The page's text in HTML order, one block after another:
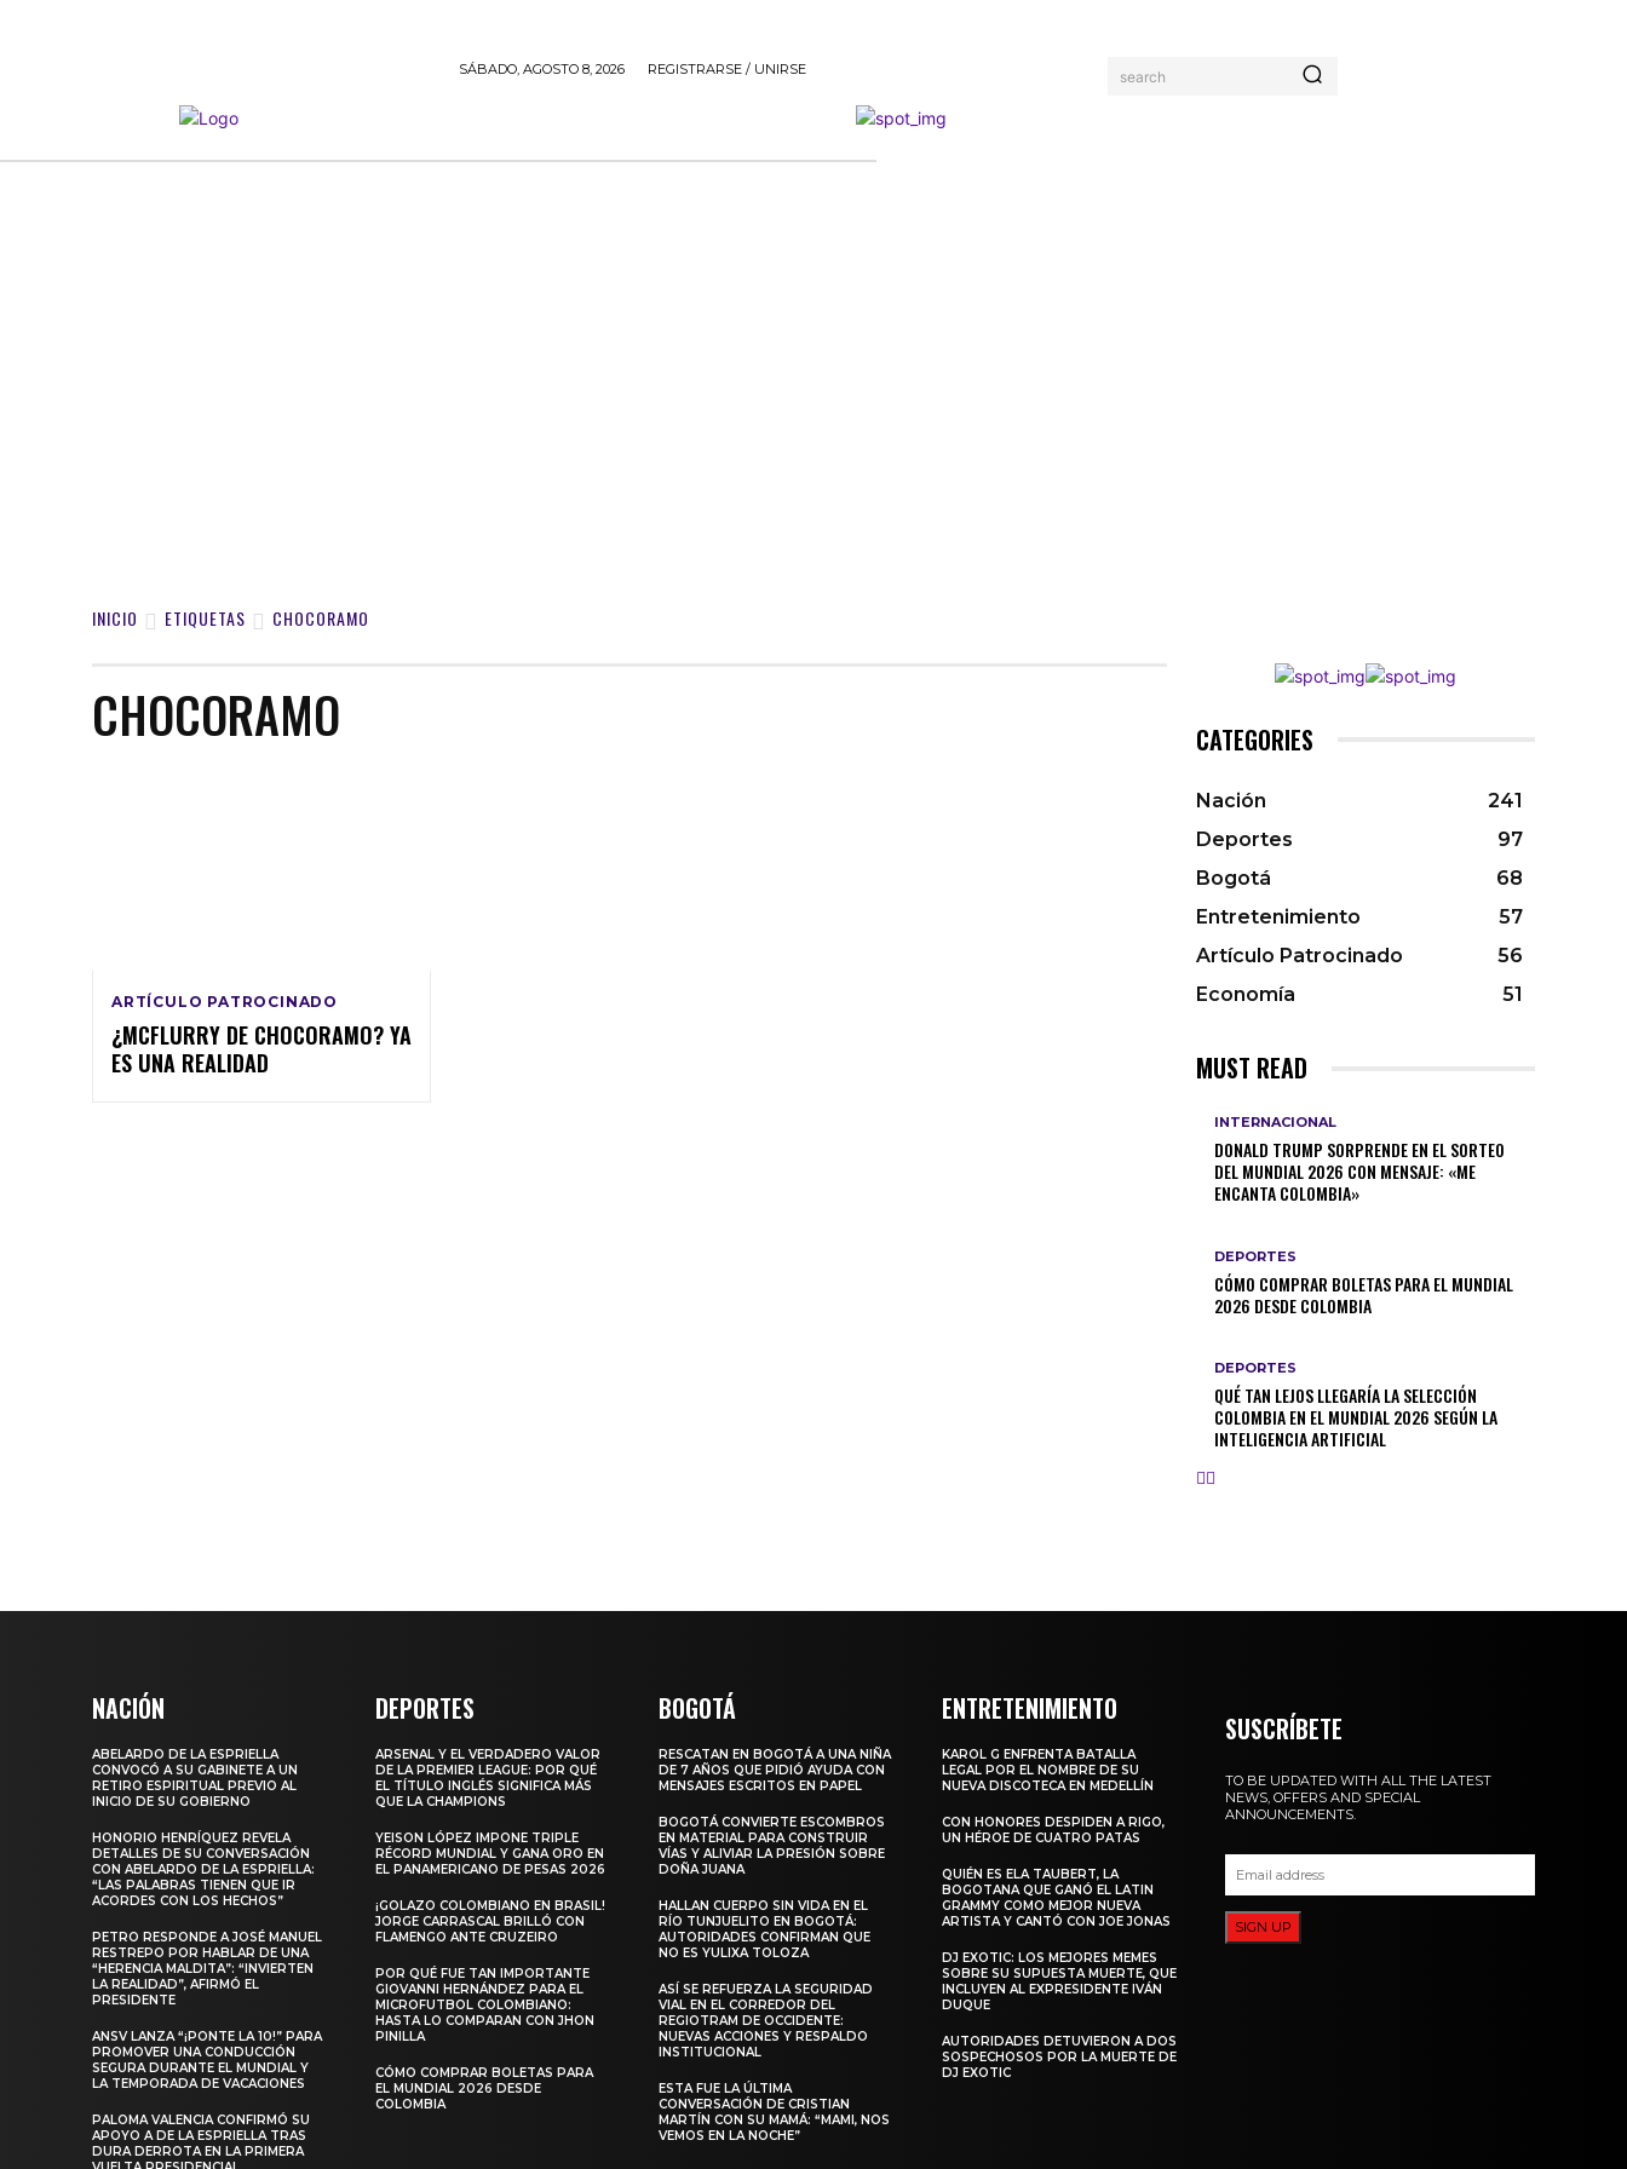
SÁBADO, AGOSTO 8, 2026 REGISTRARSE / UNIRSE search
INICIO ETIQUETAS CHOCORAMO
CHOCORAMO
ARTÍCULO PATROCINADO
¿MCFLURRY DE CHOCORAMO? YA
ES UNA REALIDAD
CATEGORIES
Nación
241
Deportes
97
Bogotá
68
Entretenimiento
57
Artículo Patrocinado
56
Economía
51
MUST READ
INTERNACIONAL
DONALD TRUMP SORPRENDE EN EL SORTEO
DEL MUNDIAL 2026 CON MENSAJE: «ME
ENCANTA COLOMBIA»
DEPORTES
CÓMO COMPRAR BOLETAS PARA EL MUNDIAL
2026 DESDE COLOMBIA
DEPORTES
QUÉ TAN LEJOS LLEGARÍA LA SELECCIÓN
COLOMBIA EN EL MUNDIAL 2026 SEGÚN LA
INTELIGENCIA ARTIFICIAL
NACIÓN
ABELARDO DE LA ESPRIELLA
CONVOCÓ A SU GABINETE A UN
RETIRO ESPIRITUAL PREVIO AL
INICIO DE SU GOBIERNO
HONORIO HENRÍQUEZ REVELA
DETALLES DE SU CONVERSACIÓN
CON ABELARDO DE LA ESPRIELLA:
“LAS PALABRAS TIENEN QUE IR
ACORDES CON LOS HECHOS”
PETRO RESPONDE A JOSÉ MANUEL
RESTREPO POR HABLAR DE UNA
“HERENCIA MALDITA”: “INVIERTEN
LA REALIDAD”, AFIRMÓ EL
PRESIDENTE
ANSV LANZA “¡PONTE LA 10!” PARA
PROMOVER UNA CONDUCCIÓN
SEGURA DURANTE EL MUNDIAL Y
LA TEMPORADA DE VACACIONES
PALOMA VALENCIA CONFIRMÓ SU
APOYO A DE LA ESPRIELLA TRAS
DURA DERROTA EN LA PRIMERA
DEPORTES
ARSENAL Y EL VERDADERO VALOR
DE LA PREMIER LEAGUE: POR QUÉ
EL TÍTULO INGLÉS SIGNIFICA MÁS
QUE LA CHAMPIONS
YEISON LÓPEZ IMPONE TRIPLE
RÉCORD MUNDIAL Y GANA ORO EN
EL PANAMERICANO DE PESAS 2026
¡GOLAZO COLOMBIANO EN BRASIL!
JORGE CARRASCAL BRILLÓ CON
FLAMENGO ANTE CRUZEIRO
POR QUÉ FUE TAN IMPORTANTE
GIOVANNI HERNÁNDEZ PARA EL
MICROFUTBOL COLOMBIANO:
HASTA LO COMPARAN CON JHON
PINILLA
CÓMO COMPRAR BOLETAS PARA
EL MUNDIAL 2026 DESDE
COLOMBIA
BOGOTÁ
RESCATAN EN BOGOTÁ A UNA NIÑA
DE 7 AÑOS QUE PIDIÓ AYUDA CON
MENSAJES ESCRITOS EN PAPEL
BOGOTÁ CONVIERTE ESCOMBROS
EN MATERIAL PARA CONSTRUIR
VÍAS Y ALIVIAR LA PRESIÓN SOBRE
DOÑA JUANA
HALLAN CUERPO SIN VIDA EN EL
RÍO TUNJUELITO EN BOGOTÁ:
AUTORIDADES CONFIRMAN QUE
NO ES YULIXA TOLOZA
ASÍ SE REFUERZA LA SEGURIDAD
VIAL EN EL CORREDOR DEL
REGIOTRAM DE OCCIDENTE:
NUEVAS ACCIONES Y RESPALDO
INSTITUCIONAL
ESTA FUE LA ÚLTIMA
CONVERSACIÓN DE CRISTIAN
MARTÍN CON SU MAMÁ: “MAMI, NOS
VEMOS EN LA NOCHE”
ENTRETENIMIENTO
KAROL G ENFRENTA BATALLA
LEGAL POR EL NOMBRE DE SU
NUEVA DISCOTECA EN MEDELLÍN
CON HONORES DESPIDEN A RIGO,
UN HÉROE DE CUATRO PATAS
QUIÉN ES ELA TAUBERT, LA
BOGOTANA QUE GANÓ EL LATIN
GRAMMY COMO MEJOR NUEVA
ARTISTA Y CANTÓ CON JOE JONAS
DJ EXOTIC: LOS MEJORES MEMES
SOBRE SU SUPUESTA MUERTE, QUE
INCLUYEN AL EXPRESIDENTE IVÁN
DUQUE
AUTORIDADES DETUVIERON A DOS
SOSPECHOSOS POR LA MUERTE DE
DJ EXOTIC
SUSCRÍBETE
TO BE UPDATED WITH ALL THE LATEST
NEWS, OFFERS AND SPECIAL
ANNOUNCEMENTS.
SIGN UP